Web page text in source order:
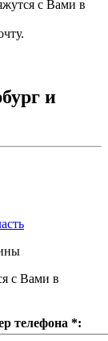
с Вами в
и
с Вами в
телефона *: